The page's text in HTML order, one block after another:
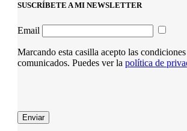
SUSCRÍBETE A MI NEWSLETTER
Email
Marcando esta casilla acepto las
comunicados. Puedes ver la política de
Enviar